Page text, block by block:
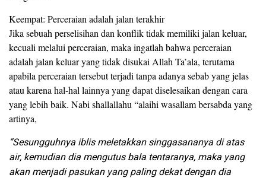
Keempat: Perceraian adalah jalan terakhir
Jika sebuah perselisihan dan konflik tidak memiliki jalan keluar,
kecuali melalui perceraian, maka ingatlah bahwa perceraian
adalah jalan keluar yang tidak disukai Allah Ta’ala, terutama
apabila perceraian tersebut terjadi tanpa adanya sebab yang jelas
atau karena hal-hal lainnya yang dapat diselesaikan dengan cara
yang lebih baik. Nabi shallallahu “alaihi wasallam bersabda yang
artinya,
“Sesungguhnya iblis meletakkan singgasananya di atas
air, kemudian dia mengutus bala tentaranya, maka yang
akan menjadi pasukan yang paling dekat dengan dia